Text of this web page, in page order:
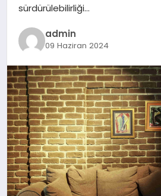
TEKNOLOJI
YAŞAM
sürdürülebilirliği…
admin
09 Haziran 2024